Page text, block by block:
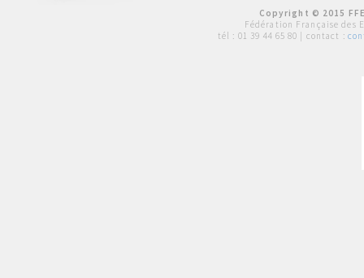
Copyright © 2015
Fédération Française des
tél : 01 39 44 65 80 | contact :